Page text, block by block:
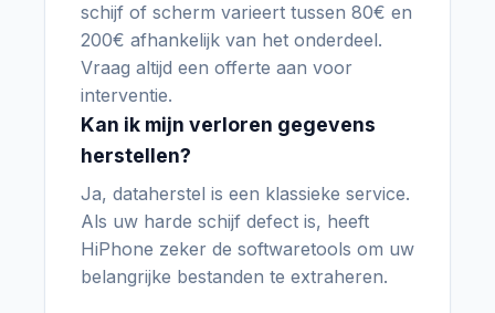
schijf of scherm varieert tussen 80€ en
200€ afhankelijk van het onderdeel.
Vraag altijd een offerte aan voor
interventie.
Kan ik mijn verloren gegevens
herstellen?
Ja, dataherstel is een klassieke service.
Als uw harde schijf defect is, heeft
HiPhone zeker de softwaretools om uw
belangrijke bestanden te extraheren.